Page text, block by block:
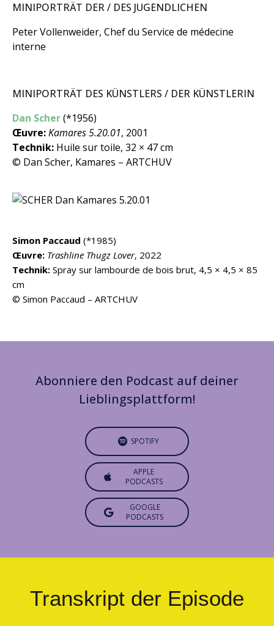
MINIPORTRÄT DER / DES JUGENDLICHEN
Peter Vollenweider, Chef du Service de médecine
interne
MINIPORTRÄT DES KÜNSTLERS / DER KÜNSTLERIN
Dan Scher(*1956)
Œuvre:Kamares 5.20.01, 2001
Technik: Huile sur toile, 32 × 47 cm
© Dan Scher, Kamares – ARTCHUV
Simon Paccaud (*1985)
Œuvre: Trashline Thugz Lover, 2022
Technik: Spray sur lambourde de bois brut, 4,5 × 4,5 × 85
cm
© Simon Paccaud – ARTCHUV
Abonniere den Podcast auf deiner
Lieblingsplattform!
SPOTIFY
APPLE
PODCASTS
GOOGLE
PODCASTS
Transkript der Episode